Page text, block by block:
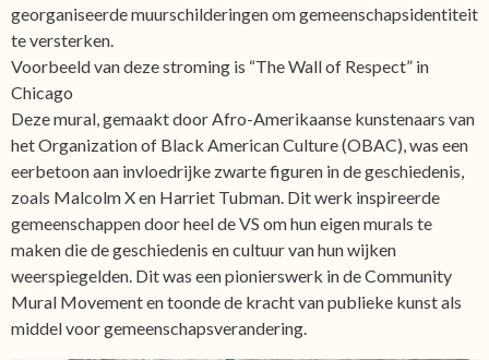
georganiseerde muurschilderingen om gemeenschapsidentiteit
te versterken.
Voorbeeld van deze stroming is “The Wall of Respect” in
Chicago
Deze mural, gemaakt door Afro-Amerikaanse kunstenaars van
het Organization of Black American Culture (OBAC), was een
eerbetoon aan invloedrijke zwarte figuren in de geschiedenis,
zoals Malcolm X en Harriet Tubman. Dit werk inspireerde
gemeenschappen door heel de VS om hun eigen murals te
maken die de geschiedenis en cultuur van hun wijken
weerspiegelden. Dit was een pionierswerk in de Community
Mural Movement en toonde de kracht van publieke kunst als
middel voor gemeenschapsverandering.